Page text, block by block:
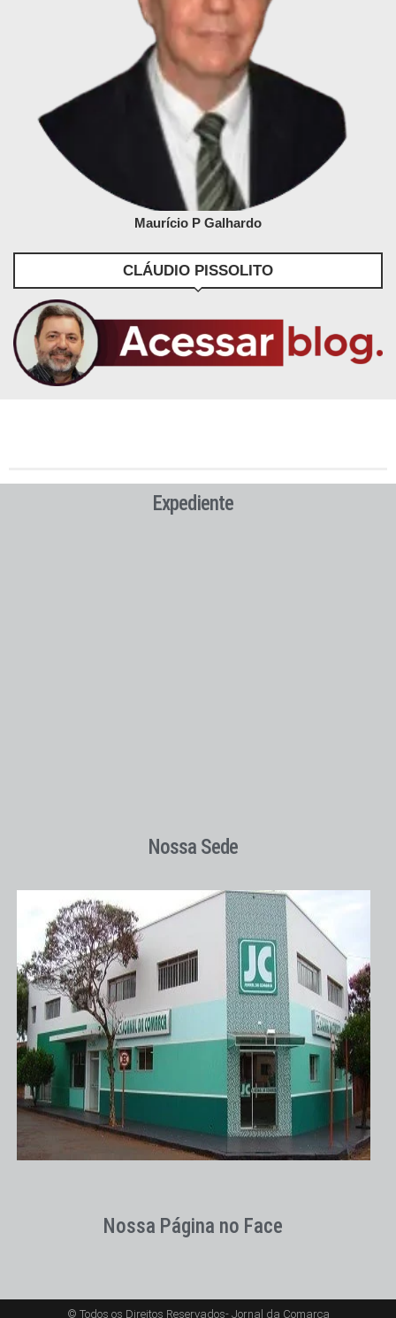
Maurício P Galhardo
CLÁUDIO PISSOLITO
Expediente
Nossa Sede
Nossa Página no Face
© Todos os Direitos Reservados- Jornal da Comarca